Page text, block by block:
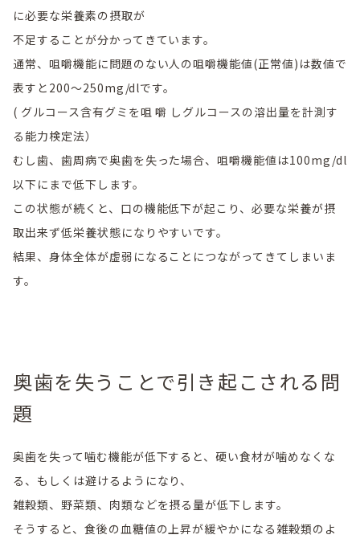
に必要な栄養素の摂取が
不足することが分かってきています。
通常、咀嚼機能に問題のない人の咀嚼機能値(正常値)は数値で
表すと200〜250mg/dlです。
( グルコース含有グミを咀 嚼 しグルコースの溶出量を計測す
る能力検定法）
むし歯、歯周病で奥歯を失った場合、咀嚼機能値は100mg/dl
以下にまで低下します。
この状態が続くと、口の機能低下が起こり、必要な栄養が摂
取出来ず低栄養状態になりやすいです。
結果、身体全体が虚弱になることにつながってきてしまいま
す。
奥歯を失うことで引き起こされる問
題
奥歯を失って噛む機能が低下すると、硬い食材が噛めなくな
る、もしくは避けるようになり、
雑穀類、野菜類、肉類などを摂る量が低下します。
そうすると、食後の血糖値の上昇が緩やかになる雑穀類のよ